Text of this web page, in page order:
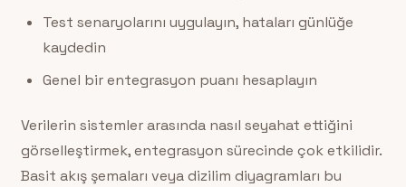
Test senaryolarını uygulayın, hataları günlüğe
kaydedin
Genel bir entegrasyon puanı hesaplayın
Verilerin sistemler arasında nasıl seyahat ettiğini
görselleştirmek, entegrasyon sürecinde çok etkilidir.
Basit akış şemaları veya dizilim diyagramları bu